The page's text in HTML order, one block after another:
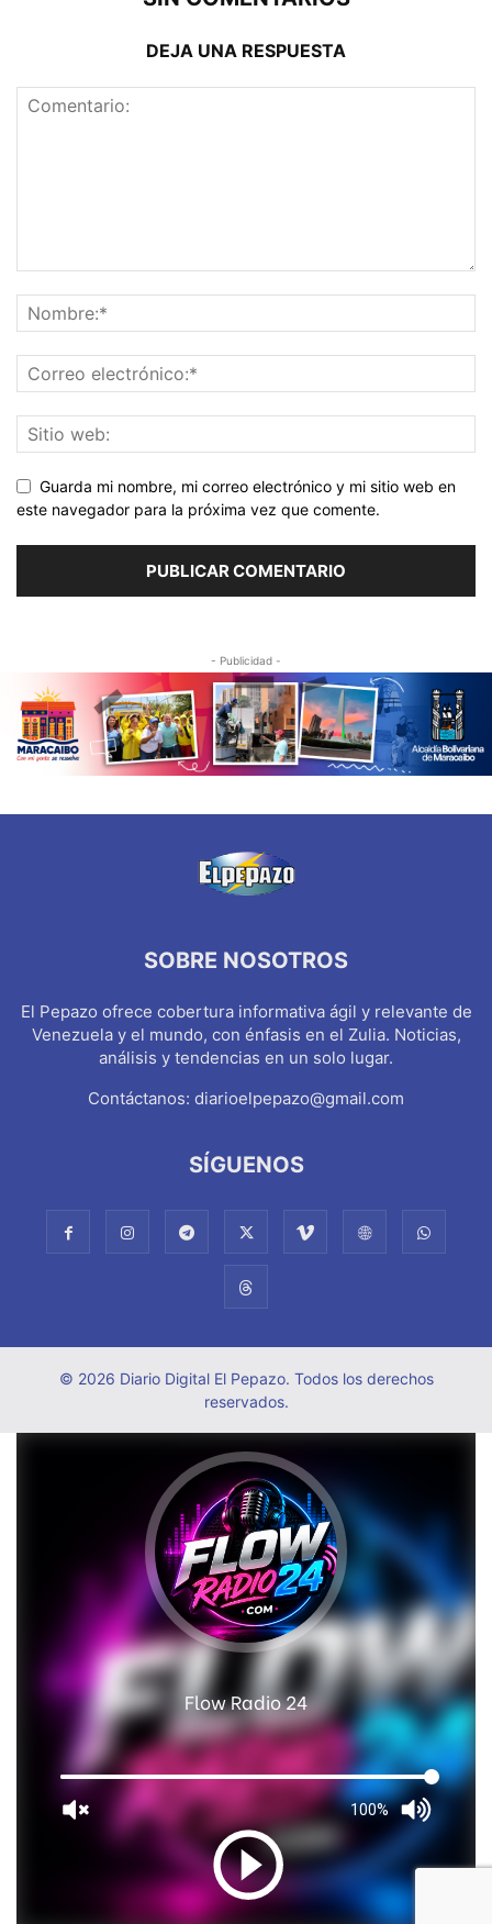
DEJA UNA RESPUESTA
Guarda mi nombre, mi correo electrónico y mi sitio web en
este navegador para la próxima vez que comente.
- Publicidad -
SOBRE NOSOTROS
El Pepazo ofrece cobertura informativa ágil y relevante de
Venezuela y el mundo, con énfasis en el Zulia. Noticias,
análisis y tendencias en un solo lugar.
Contáctanos: diarioelpepazo@gmail.com
SÍGUENOS
© 2026 Diario Digital El Pepazo. Todos los derechos
reservados.